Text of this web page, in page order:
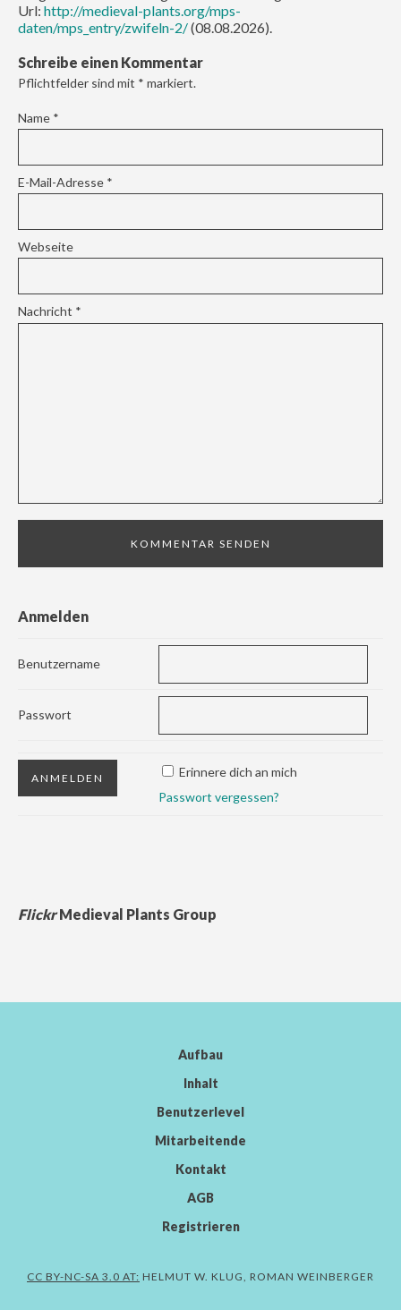
Url: http://medieval-plants.org/mps-
daten/mps_entry/zwifeln-2/(08.08.2026).
Schreibe einen Kommentar
Pflichtfelder sind mit * markiert.
Name *
E-Mail-Adresse *
Webseite
Nachricht *
Anmelden
Benutzername
Passwort
Erinnere dich an mich
Passwort vergessen?
FlickrMedieval Plants Group
Aufbau
Inhalt
Benutzerlevel
Mitarbeitende
Kontakt
AGB
Registrieren
CC BY-NC-SA 3.0 AT: HELMUT W. KLUG, ROMAN WEINBERGER